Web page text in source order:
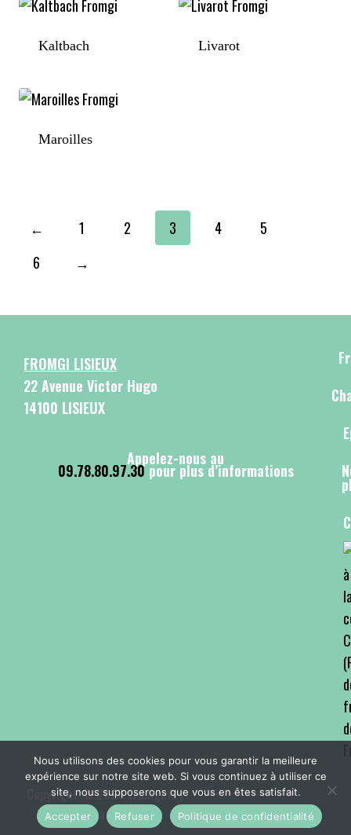
Kaltbach Livarot
Maroilles
← 1 2 3 4
5
6
→
FROMGI LISIEUX
22 Avenue Victor Hugo
14100 LISIEUX
Appelez-nous au
09.78.80.97.30pour plus d’informations
Copyright © 2026 fromgi.fr |
Façonné par S2lweb.fr
Politique de confidentialité
Mentions légales
CGV
Nous utilisons des cookies pour vous garantir la meilleure
expérience sur notre site web. Si vous continuez à utiliser ce
site, nous supposerons que vous en êtes satisfait.
Accepter
Refuser Politique de confidentialité